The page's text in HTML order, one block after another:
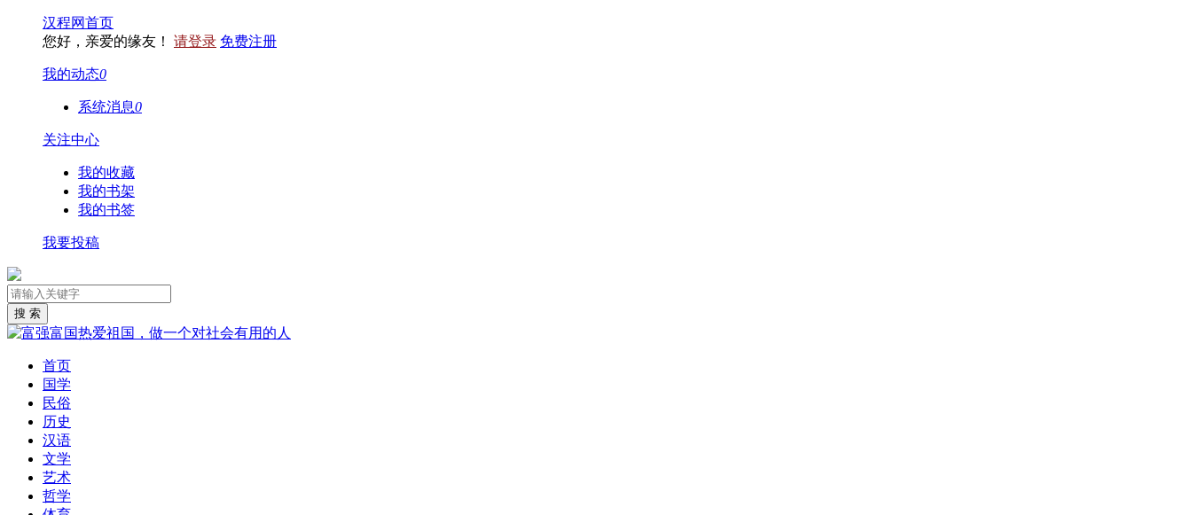
汉程网首页
您好，亲爱的缘友！ 请登录 免费注册
我的动态0
系统消息0
关注中心
我的收藏
我的书架
我的书签
我要投稿
首页
国学
民俗
历史
汉语
文学
艺术
哲学